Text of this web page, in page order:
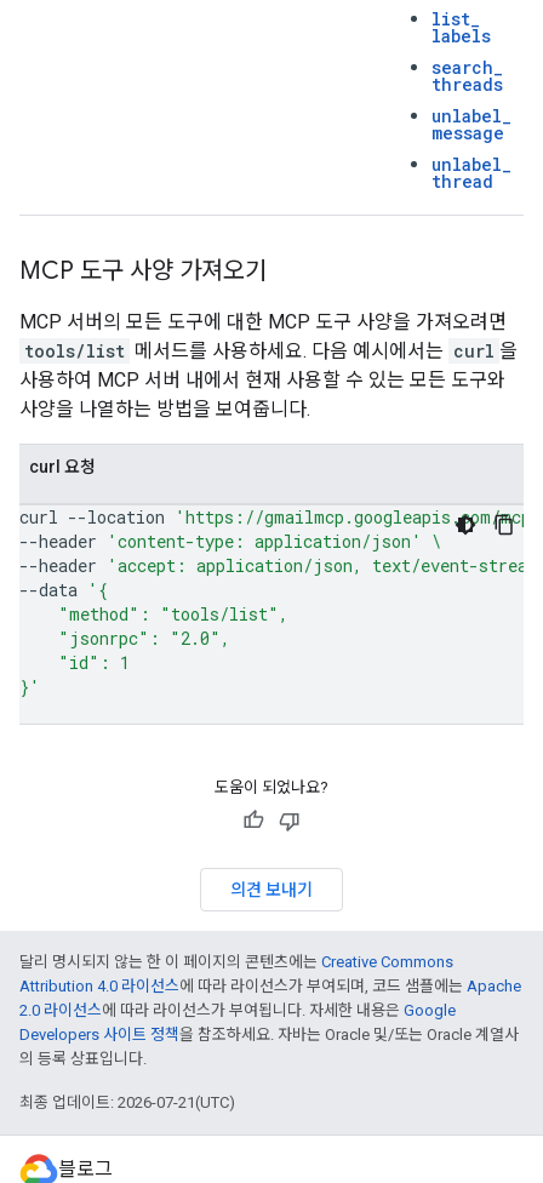
list_
labels
search_
threads
unlabel_
message
unlabel_
thread
MCP 도구 사양 가져오기
MCP 서버의 모든 도구에 대한 MCP 도구 사양을 가져오려면
tools/list 메서드를 사용하세요. 다음 예시에서는 curl 을
사용하여 MCP 서버 내에서 현재 사용할 수 있는 모든 도구와
사양을 나열하는 방법을 보여줍니다.
curl 요청
curl --location
'https://gmailmcp.googleapis.com/
--header
'content-type: application/json'
\
--header
'accept: application/json, text/event-
--data '{
    "method": "tools/list",
    "jsonrpc": "2.0",
    "id": 1
}'
도움이 되었나요?
의견 보내기
달리 명시되지 않는 한 이 페이지의 콘텐츠에는 Creative Commons
Attribution 4.0 라이선스에 따라 라이선스가 부여되며, 코드 샘플에는 Apache
2.0 라이선스에 따라 라이선스가 부여됩니다. 자세한 내용은 Google
Developers 사이트 정책을 참조하세요. 자바는 Oracle 및/또는 Oracle 계열사
의 등록 상표입니다.
최종 업데이트: 2026-07-21(UTC)
블로그